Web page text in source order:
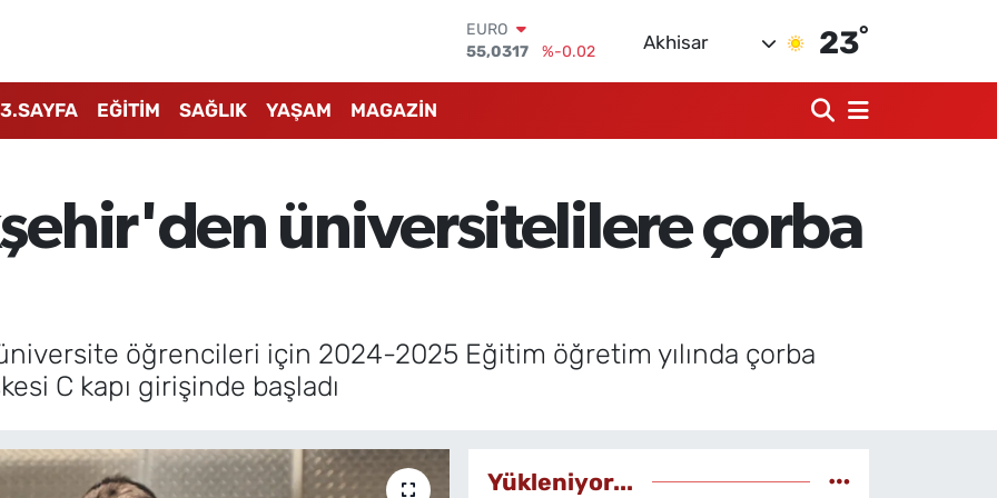
STERLİN
64,2463
%0.07
13.799
%70
DOLAR
47,7143
%0.16
EURO
Akhisar 23°
3.SAYFA EĞİTİM SAĞLIK YAŞAM MAGAZİN
üniversitelilere çorba
öğrencileri için 2024-2025 Eğitim öğretim yılında çorba
C kapı girişinde başladı
Yükleniyor...